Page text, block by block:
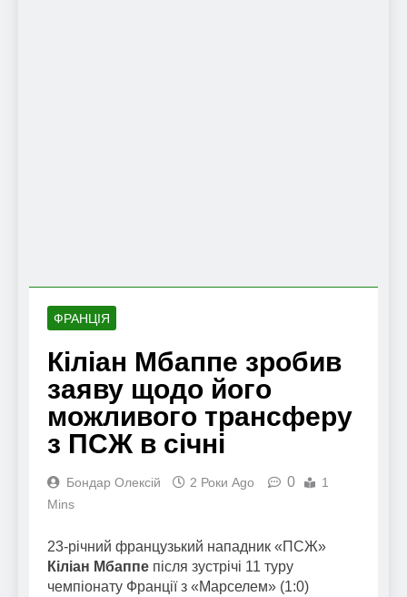
ФРАНЦІЯ
Кіліан Мбаппе зробив
заяву щодо його
можливого трансферу
з ПСЖ в січні
Бондар Олексій 2 Роки Ago 0
1
Mins
23-річний французький нападник «ПСЖ»
Кіліан Мбаппе після зустрічі 11 туру
чемпіонату Франції з «Марселем» (1:0)